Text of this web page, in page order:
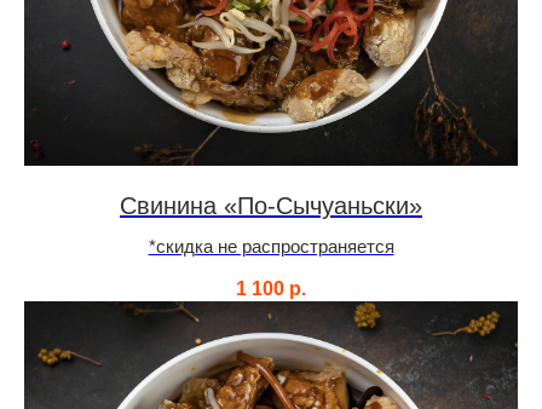
Свинина «По-Сычуаньски»
*скидка не распространяется
1 100 р.